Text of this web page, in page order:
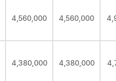
4,560,000 4,560,000
4,380,000 4,380,000